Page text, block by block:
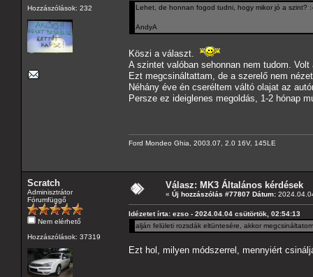
Hozzászólások: 232
Lehet, de honnan fogod tudni, hogy mikor jó a szint?
AndyA
Köszi a választ.
A szintet valóban sehonnan nem tudom.
Ezt megcsináltattam, de a szerelő nem
Néhány éve én cseréltem váltó olajat az
Persze ez ideiglenes megoldás, 1-2 hónap
Ford Mondeo Ghia, 2003.07, 2.0 16V, 145LE
Scratch
Adminisztrátor
Fórumfüggő
Nem elérhető
Hozzászólások: 37319
Válasz: MK3 Általános kérdések
« Új hozzászólás #77807 Dátum:
Idézetet írta: ezso - 2024.04.04 csütörtök, 02:54:13
alján felületi rozsdák eltüntesére, akkor
Ezt hol, milyen módszerrel, mennyiért